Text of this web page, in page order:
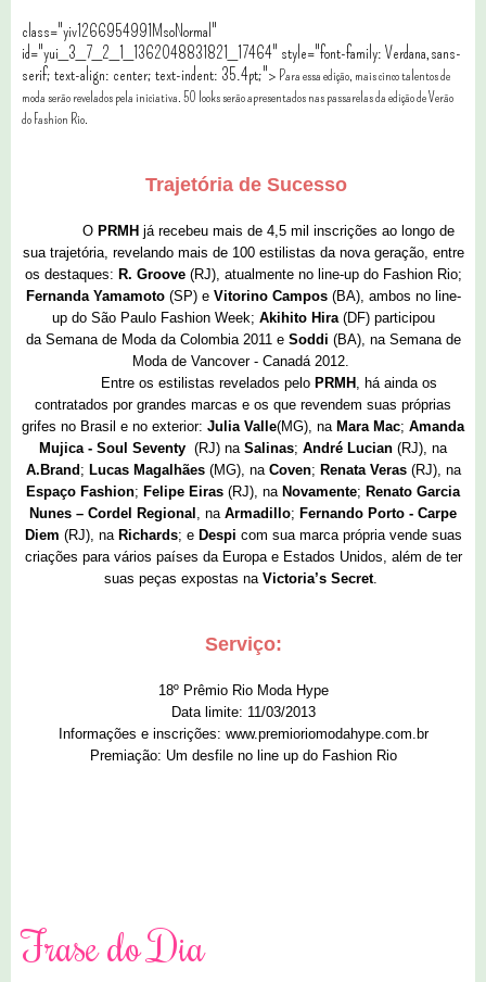
class="yiv1266954991MsoNormal"
id="yui_3_7_2_1_1362048831821_17464" style="font-family: Verdana,sans-
serif; text-align: center; text-indent: 35.4pt;"> Para essa edição, mais cinco talentos de
moda serão revelados pela iniciativa. 50 looks serão apresentados nas passarelas da edição de Verão
do Fashion Rio.
Trajetória de Sucesso
O PRMHjá recebeu mais de 4,5 mil inscrições ao longo de
sua trajetória, revelando mais de 100 estilistas da nova geração, entre
os destaques: R. Groove(RJ), atualmente no line-up do Fashion Rio;
Fernanda Yamamoto(SP) e Vitorino Campos(BA), ambos no line-
up do São Paulo Fashion Week; Akihito Hira(DF) participou
da Semana de Moda da Colombia 2011 e Soddi (BA), na Semana de
Moda de Vancover - Canadá 2012.
Entre os estilistas revelados pelo PRMH , há ainda os
contratados por grandes marcas e os que revendem suas próprias
grifes no Brasil e no exterior: Julia Valle(MG), na Mara Mac; Amanda
Mujica - Soul Seventy (RJ) na Salinas; André Lucian (RJ), na
A.Brand ; Lucas Magalhães(MG), na Coven; Renata Veras(RJ), na
Espaço Fashion; Felipe Eiras (RJ), na Novamente; Renato Garcia
Nunes – Cordel Regional , na Armadillo; Fernando Porto - Carpe
Diem (RJ), na Richards; e Despi com sua marca própria vende suas
criações para vários países da Europa e Estados Unidos, além de ter
suas peças expostas na Victoria’s Secret.
Serviço:
18º Prêmio Rio Moda Hype
Data limite: 11/03/2013
Informações e inscrições: www.premioriomodahype.com.br
Premiação: Um desfile no line up do Fashion Rio
Frase do Dia